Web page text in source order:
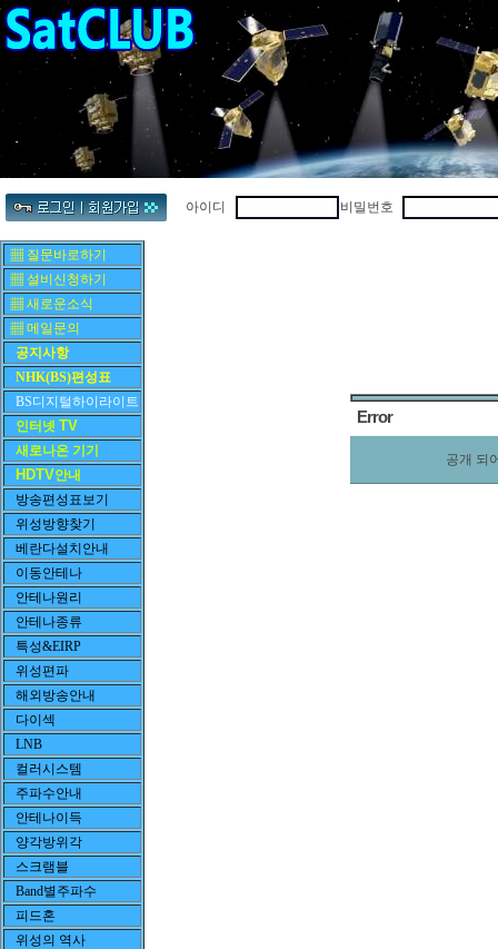
아이디 비밀번호
▦ 질문바로하기
▦ 설비신청하기
▦ 새로운소식
▦ 메일문의
공지사항
NHK(BS)편성표
BS디지털하이라이트
인터넷 TV
새로나온 기기
HDTV안내
방송편성표보기
위성방향찾기
베란다설치안내
이동안테나
안테나원리
안테나종류
특성&EIRP
위성편파
해외방송안내
다이섹
LNB
컬러시스템
주파수안내
안테나이득
양각방위각
스크램블
Band별주파수
피드혼
위성의 역사
Error
공개 되